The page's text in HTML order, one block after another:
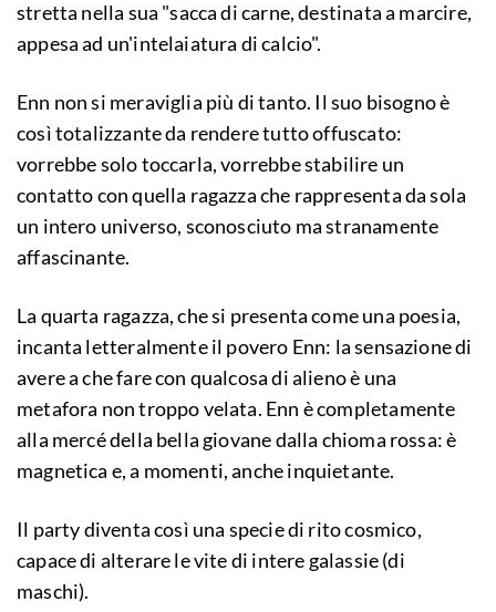
stretta nella sua "sacca di carne, destinata a marcire,
appesa ad un'intelaiatura di calcio".
Enn non si meraviglia più di tanto. Il suo bisogno è
così totalizzante da rendere tutto offuscato:
vorrebbe solo toccarla, vorrebbe stabilire un
contatto con quella ragazza che rappresenta da sola
un intero universo, sconosciuto ma stranamente
affascinante.
La quarta ragazza, che si presenta come una poesia,
incanta letteralmente il povero Enn: la sensazione di
avere a che fare con qualcosa di alieno è una
metafora non troppo velata. Enn è completamente
alla mercé della bella giovane dalla chioma rossa: è
magnetica e, a momenti, anche inquietante.
Il party diventa così una specie di rito cosmico,
capace di alterare le vite di intere galassie (di
maschi).